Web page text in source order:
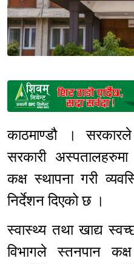
काठमाण्डौ ।
सरकारी
कक्ष स्थापना गरी
निर्देशन दिएको छ ।
स्वास्थ्य तथा खाद्य
विभागले स्तनपान